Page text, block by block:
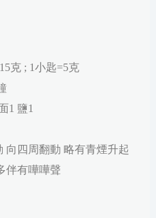
克 ; 1小匙=5克
1 鹽1
向四周翻動 略有青煙升起
伴有嘩嘩聲